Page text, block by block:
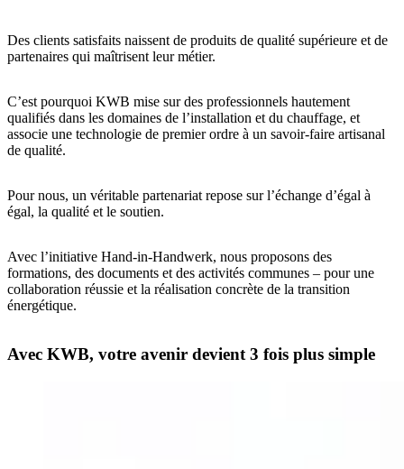
Des clients satisfaits naissent de produits de qualité supérieure et de
partenaires qui maîtrisent leur métier.
C’est pourquoi KWB mise sur des professionnels hautement
qualifiés dans les domaines de l’installation et du chauffage, et
associe une technologie de premier ordre à un savoir-faire artisanal
de qualité.
Pour nous, un véritable partenariat repose sur l’échange d’égal à
égal, la qualité et le soutien.
Avec l’initiative Hand-in-Handwerk, nous proposons des
formations, des documents et des activités communes – pour une
collaboration réussie et la réalisation concrète de la transition
énergétique.
Avec KWB, votre avenir devient 3 fois plus simple